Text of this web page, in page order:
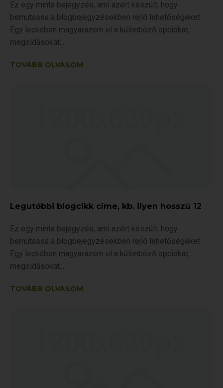
Ez egy minta bejegyzés, ami azért készült, hogy
bemutassa a blogbejegyzésekben rejlő lehetőségeket.
Egy leckében magyarázom el a különböző opciókat,
megoldásokat.
TOVÁBB OLVASOM →
Legutóbbi blogcikk címe, kb. ilyen hosszú 12
Ez egy minta bejegyzés, ami azért készült, hogy
bemutassa a blogbejegyzésekben rejlő lehetőségeket.
Egy leckében magyarázom el a különböző opciókat,
megoldásokat.
TOVÁBB OLVASOM →